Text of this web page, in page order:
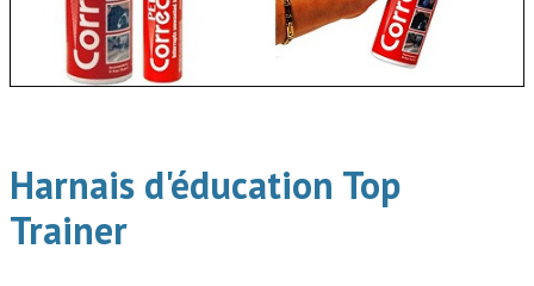
Harnais d'éducation Top
Trainer